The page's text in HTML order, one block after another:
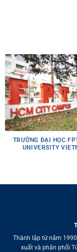
TRƯỜNG ĐẠI HỌC
UNIVERSITY
Thành lập từ năm
xuất và phân phối